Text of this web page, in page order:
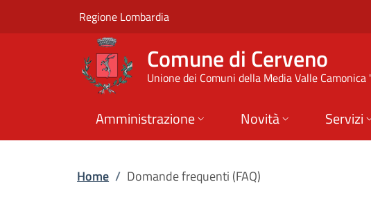
Vai al contenuto principale
Domande frequenti
Regione Lombardia
Comune di Cerveno
Unione dei Comuni della Media Valle
Amministrazione Novità Servizi
Home / Domande frequenti (FAQ)